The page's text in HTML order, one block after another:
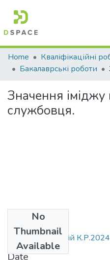
Communities & Collections
All of DSpace
Statistics
Home
Кваліфікаційні
Бакалаврські роботи
Значення іміджу
службовця.
No
Thumbnail
Available
БР.281. д.ф. Бабій
Date